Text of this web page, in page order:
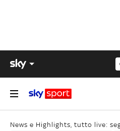
News e Highlights, tutto live: